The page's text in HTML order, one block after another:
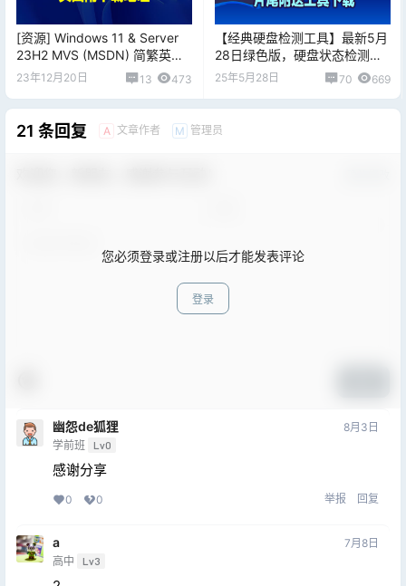
[资源] Windows 11 & Server
23H2 MVS (MSDN) 简繁英镜
像 - 2023 年 12 月
23年12月20日 13 473
【经典硬盘检测工具】最新5月
28日绿色版，硬盘状态检测工
具 CrystalDiskInfo，片尾附下
25年5月28日 70 669
21 条回复 A 文章作者 M 管理员
您必须登录或注册以后才能发表评论
登录
幽怨de狐狸
学前班 Lv0
8月3日
感谢分享
0 0 举报 回复
a
高中 Lv3
7月8日